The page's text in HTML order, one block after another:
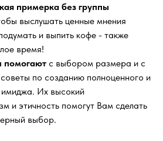
примерка без группы
выслушать ценные мнения
и выпить кофе - также
время!
помогают с выбором размера и с
по созданию полноценного и
Их высокий
и этичность помогут Вам сделать
выбор.